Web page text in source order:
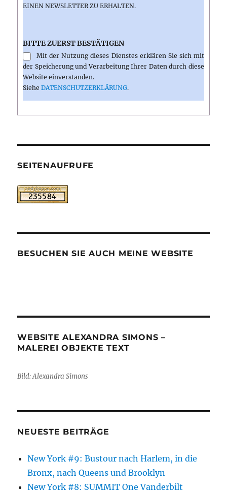
INEN NEWSLETTER ZU ERHALTEN.
BITTE ZUERST BESTÄTIGEN
Mit der Nutzung dieses Dienstes erklären Sie sich mit
der Speicherung und Verarbeitung Ihrer Daten durch diese
Website einverstanden.
SieheDATENSCHUTZERKLÄRUNG.
SEITENAUFRUFE
BESUCHEN SIE AUCH MEINE WEBSITE
WEBSITE ALEXANDRA SIMONS –
MALEREI OBJEKTE TEXT
Bild: Alexandra Simons
NEUESTE BEITRÄGE
New York #9: Bustour nach Harlem, in die
Bronx, nach Queens und Brooklyn
New York #8: SUMMIT One Vanderbilt